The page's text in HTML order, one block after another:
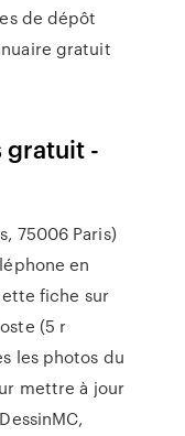
de dépôt
gratuit
gratuit -
75006 Paris)
en
fiche sur
(5 r
les photos du
mettre à jour